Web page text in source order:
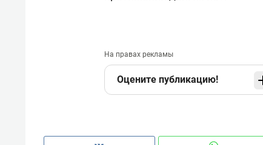
На правах рекламы
Оцените публикацию!